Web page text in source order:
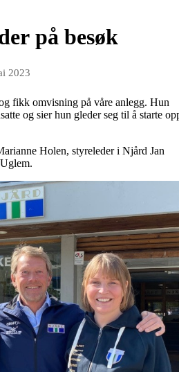
på besøk
2023
fikk omvisning på våre anlegg. Hun
og sier hun gleder seg til å starte
Holen, styreleder i Njård Jan